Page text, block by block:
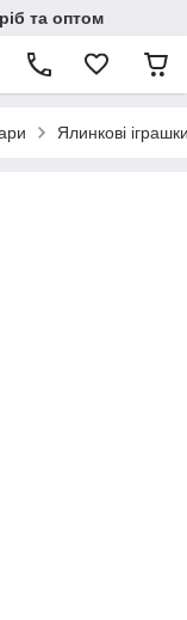
та оптом
Ялинкові